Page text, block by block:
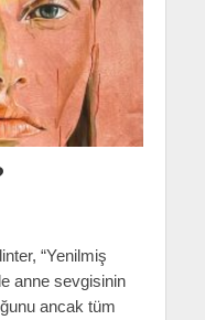
“Yenilmiş
anne sevgisinin
ancak tüm